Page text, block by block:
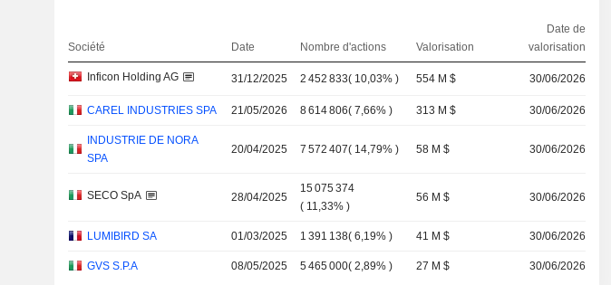
Société Date Nombre d'actions Valorisation
Date de
valorisation
Inficon Holding AG 31/12/2025 2 452 833( 10,03% ) 554 M $ 30/06/2026
CAREL INDUSTRIES SPA 21/05/2026 8 614 806(7,66% ) 313 M $ 30/06/2026
INDUSTRIE DE NORA
SPA
20/04/2025 7 572 407( 14,79% ) 58 M $ 30/06/2026
SECO SpA 28/04/2025
15 075 374
( 11,33% )
56 M $ 30/06/2026
LUMIBIRD SA 01/03/2025 1 391 138(6,19% ) 41 M $ 30/06/2026
GVS S.P.A 08/05/2025 5 465 000(2,89% ) 27 M $ 30/06/2026